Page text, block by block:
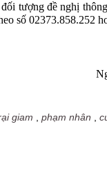
tượng đề nghị
số 02373.858.252
giam phạm nhân